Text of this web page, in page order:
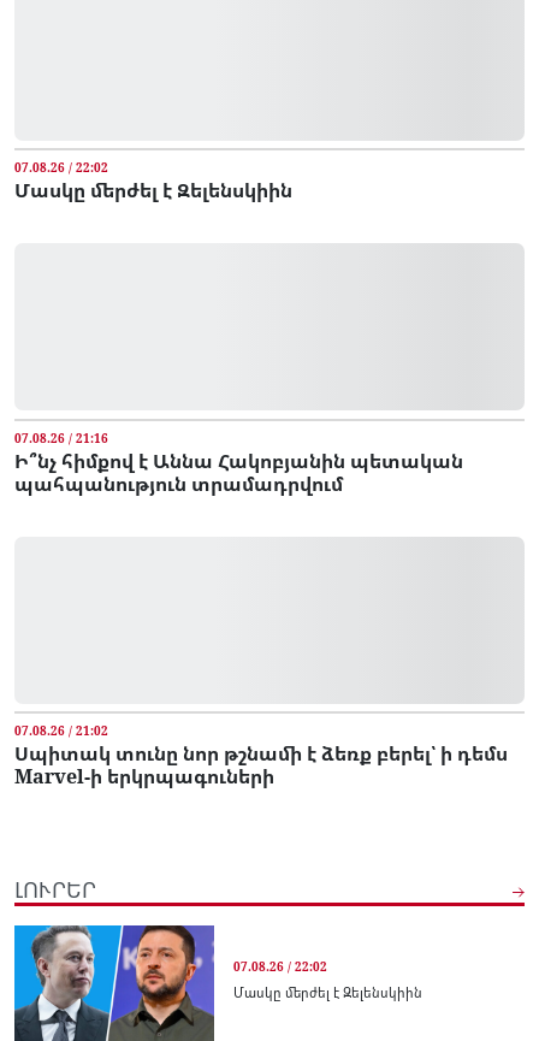
07.08.26 / 22:02
Մասկը մերժել է Զելենսկիին
07.08.26 / 21:16
Ի՞նչ հիմքով է Աննա Հակոբյանին պետական
պահպանություն տրամադրվում
07.08.26 / 21:02
Սպիտակ տունը նոր թշնամի է ձեռք բերել՝ ի դեմս
Marvel-ի երկրպագուների
ԼՈՒՐԵՐ
07.08.26 / 22:02
Մասկը մերժել է Զելենսկիին